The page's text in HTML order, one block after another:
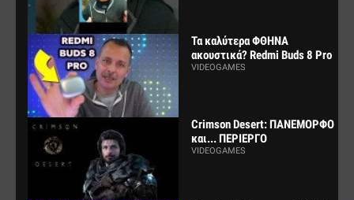
Τα καλύτερα ΦΘΗΝΑ
ακουστικά? Redmi Buds 8 Pro
VIDEOGAMES
Crimson Desert: ΠΑΝΕΜΟΡΦΟ
και... ΠΕΡΙΕΡΓΟ
VIDEOGAMES